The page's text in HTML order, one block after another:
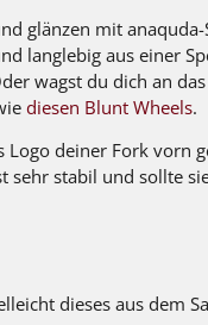
glänzen mit
langlebig aus einer
wagst du dich an das
diesen Blunt Wheels.
Logo deiner Fork vorn
sehr stabil und sollte
dieses aus dem